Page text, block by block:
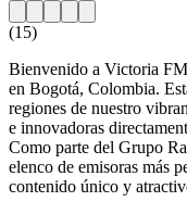
(15)
Bienvenido a Victoria
en Bogotá, Colombia.
regiones de nuestro
e innovadoras
Como parte del Grupo
elenco de emisoras más
contenido único y